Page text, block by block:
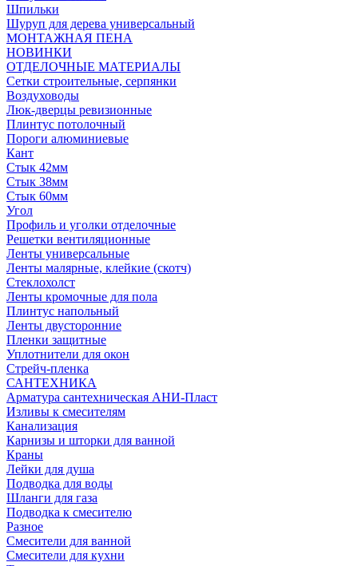
Шпильки
Шуруп для дерева универсальный
МОНТАЖНАЯ ПЕНА
НОВИНКИ
ОТДЕЛОЧНЫЕ МАТЕРИАЛЫ
Сетки строительные, серпянки
Воздуховоды
Люк-дверцы ревизионные
Плинтус потолочный
Пороги алюминиевые
Кант
Стык 42мм
Стык 38мм
Стык 60мм
Угол
Профиль и уголки отделочные
Решетки вентиляционные
Ленты универсальные
Ленты малярные, клейкие (скотч)
Стеклохолст
Ленты кромочные для пола
Плинтус напольный
Ленты двусторонние
Пленки защитные
Уплотнители для окон
Стрейч-пленка
САНТЕХНИКА
Арматура сантехническая АНИ-Пласт
Изливы к смесителям
Канализация
Карнизы и шторки для ванной
Краны
Лейки для душа
Подводка для воды
Шланги для газа
Подводка к смесителю
Разное
Смесители для ванной
Смесители для кухни